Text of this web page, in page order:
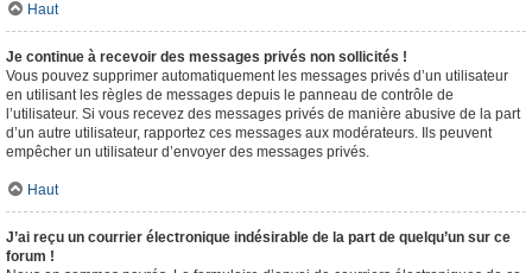
Haut
Je continue à recevoir des messages privés non sollicités !
Vous pouvez supprimer automatiquement les messages privés d’un utilisateur
en utilisant les règles de messages depuis le panneau de contrôle de
l’utilisateur. Si vous recevez des messages privés de manière abusive de la part
d’un autre utilisateur, rapportez ces messages aux modérateurs. Ils peuvent
empêcher un utilisateur d’envoyer des messages privés.
Haut
J’ai reçu un courrier électronique indésirable de la part de quelqu’un sur ce
forum !